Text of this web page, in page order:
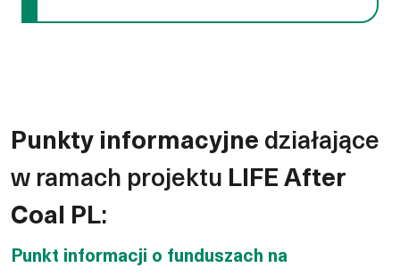
Punkty informacyjne działające
w ramach projektu LIFE After
Coal PL:
Punkt informacji o funduszach na